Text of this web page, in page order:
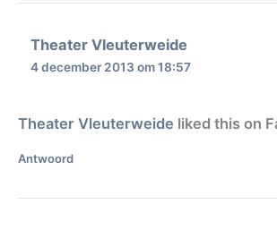
Theater Vleuterweide
4 december 2013 om 18:57
Theater Vleuterweide liked this on
Antwoord